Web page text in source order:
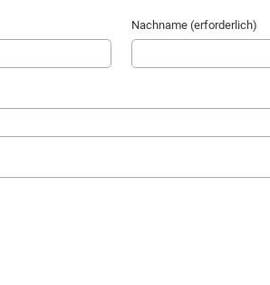
Nachname (erforderlich)